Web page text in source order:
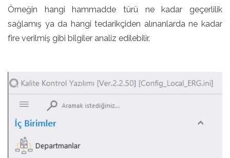
Örneğin hangi hammadde türü ne kadar geçerlilik
sağlamış ya da hangi tedarikçiden alınanlarda ne kadar
fire verilmiş gibi bilgiler analiz edilebilir.